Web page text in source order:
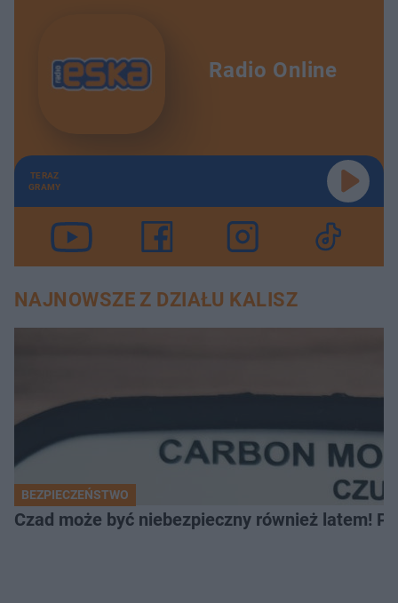
Radio Online
TERAZ
GRAMY
NAJNOWSZE Z DZIAŁU KALISZ
BEZPIECZEŃSTWO
Czad może być niebezpieczny również latem!